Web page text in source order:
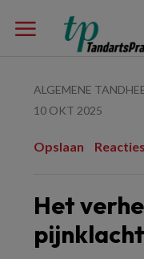
ALGEMENE
10 OKT 2025
Opslaan Reacties
Het
pijnklacht